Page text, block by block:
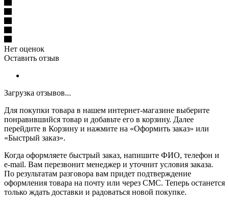
Нет оценок
Оставить отзыв
Загрузка отзывов...
Для покупки товара в нашем интернет-магазине выберите
понравившийся товар и добавьте его в корзину. Далее
перейдите в Корзину и нажмите на «Оформить заказ» или
«Быстрый заказ».
Когда оформляете быстрый заказ, напишите ФИО, телефон и
e-mail. Вам перезвонит менеджер и уточнит условия заказа.
По результатам разговора вам придет подтверждение
оформления товара на почту или через СМС. Теперь останется
только ждать доставки и радоваться новой покупке.